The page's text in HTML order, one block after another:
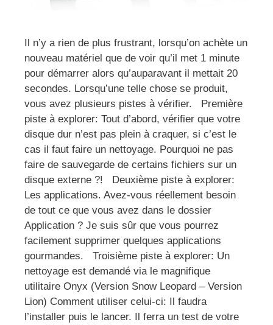
Il n’y a rien de plus frustrant, lorsqu’on achète un
nouveau matériel que de voir qu’il met 1 minute
pour démarrer alors qu’auparavant il mettait 20
secondes. Lorsqu’une telle chose se produit,
vous avez plusieurs pistes à vérifier. Première
piste à explorer: Tout d’abord, vérifier que votre
disque dur n’est pas plein à craquer, si c’est le
cas il faut faire un nettoyage. Pourquoi ne pas
faire de sauvegarde de certains fichiers sur un
disque externe ?! Deuxième piste à explorer:
Les applications. Avez-vous réellement besoin
de tout ce que vous avez dans le dossier
Application ? Je suis sûr que vous pourrez
facilement supprimer quelques applications
gourmandes. Troisième piste à explorer: Un
nettoyage est demandé via le magnifique
utilitaire Onyx (Version Snow Leopard – Version
Lion) Comment utiliser celui-ci: Il faudra
l’installer puis le lancer. Il ferra un test de votre